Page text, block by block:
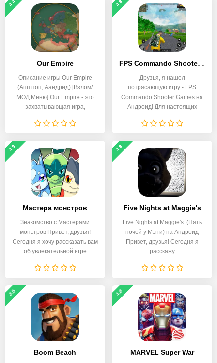
4.4
Our Empire
Описание игры Our Empire
(Апп поп, Аандрид) [Взлом/
МОД Меню] Our Empire - это
захватывающая игра,
4.8
FPS Commando Shooter Games
Друзья, я нашел
потрясающую игру - FPS
Commando Shooter Games на
Андроид! Для настоящих
4.9
Мастера монстров
Знакомство с Мастерами
монстров Привет, друзья!
Сегодня я хочу рассказать вам
об увлекательной игре
4.8
Five Nights at Maggie's
Five Nights at Maggie's. (Пять
ночей у Мэгги) на Андроид
Привет, друзья! Сегодня я
расскажу
3.5
Boom Beach
4.8
MARVEL Super War